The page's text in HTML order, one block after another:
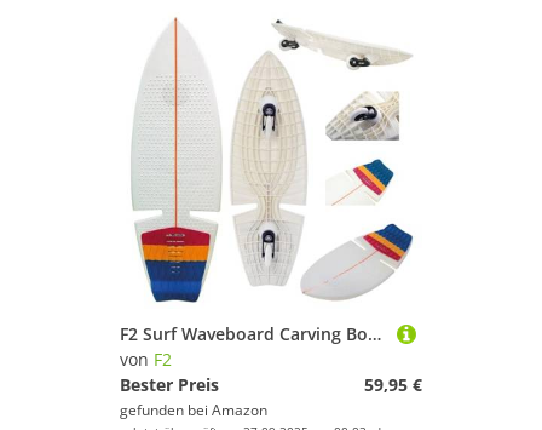
F2 Surf Waveboard Carving Board Street Surfer Skateboard Weiss/Bunt 2025
von F2
Bester Preis
59,95 €
gefunden bei Amazon